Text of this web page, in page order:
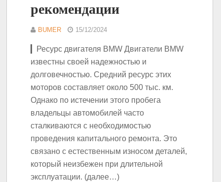
рекомендации
BUMER 15/12/2024
▎Ресурс двигателя BMW Двигатели BMW
известны своей надежностью и
долговечностью. Средний ресурс этих
моторов составляет около 500 тыс. км.
Однако по истечении этого пробега
владельцы автомобилей часто
сталкиваются с необходимостью
проведения капитального ремонта. Это
связано с естественным износом деталей,
который неизбежен при длительной
эксплуатации. (далее…)